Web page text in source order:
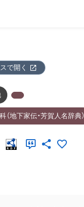
で開く
地下家伝・芳賀人名辞典）